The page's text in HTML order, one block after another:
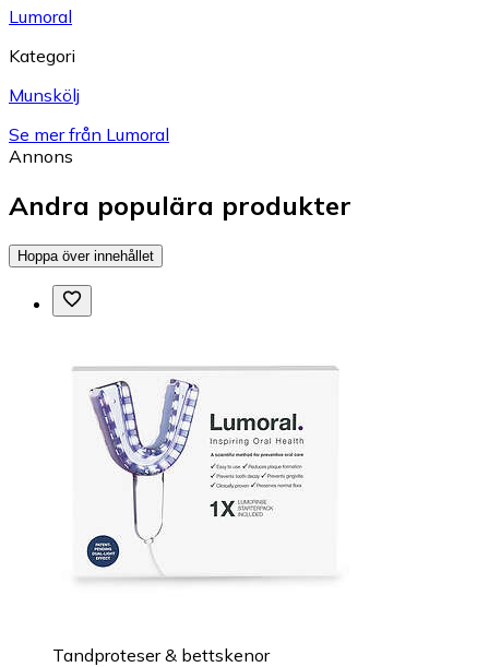
Lumoral
Kategori
Munskölj
Se mer från Lumoral
Annons
Andra populära produkter
Hoppa över innehållet
Tandproteser & bettskenor